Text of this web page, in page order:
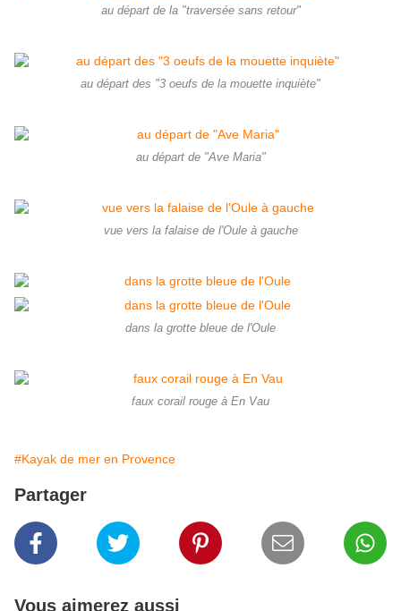
au départ de la "traversée sans retour"
au départ des "3 oeufs de la mouette inquiète"
au départ de "Ave Maria"
vue vers la falaise de l'Oule à gauche
dans la grotte bleue de l'Oule
faux corail rouge à En Vau
#Kayak de mer en Provence
Partager
Vous aimerez aussi